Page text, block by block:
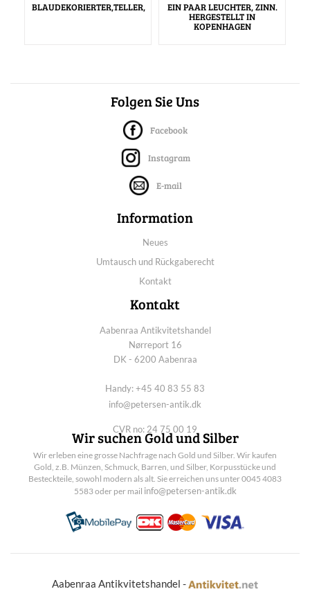
BLAUDEKORIERTER,TELLER, EIN PAAR LEUCHTER, ZINN.
HERGESTELLT IN
KOPENHAGEN
Folgen Sie Uns
Facebook
Instagram
E-mail
Information
Neues
Umtausch und Rückgaberecht
Kontakt
Kontakt
Aabenraa Antikvitetshandel
Nørreport 16
DK - 6200 Aabenraa
Handy: +45 40 83 55 83
info@petersen-antik.dk
CVR no: 24 75 00 19
Wir suchen Gold und Silber
Wir erleben eine grosse Nachfrage nach Gold und Silber. Wir kaufen
Gold, z.B. Münzen, Schmuck, Barren, und Silber, Korpusstücke und
Besteckteile, sowohl modern als alt. Sie erreichen uns unter 0045 4083
5583 oder per mail info@petersen-antik.dk
Aabenraa Antikvitetshandel -